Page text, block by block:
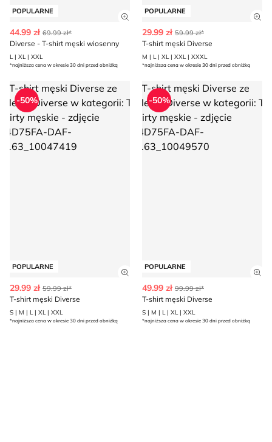
POPULARNE
Zobacz szczegóły produktu
44.99 zł 69.99 zł*
Diverse - T-shirt męski wiosenny
L | XL | XXL
*najniższa cena w okresie 30 dni przed obniżką
POPULARNE
29.99 zł 59.99 zł*
T-shirt męski Diverse
M | L | XL | XXL | XXXL
*najniższa cena w okresie 30 dni przed obniżką
shirt męski Diverse
POPULARNE
-50%
Zobacz szczegóły produktu
29.99 zł 59.99 zł*
T-shirt męski Diverse
S | M | L | XL | XXL
*najniższa cena w okresie 30 dni przed obniżką
T-shirt męski Diverse
POPULARNE
-50%
49.99 zł 99.99 zł*
T-shirt męski Diverse
S | M | L | XL | XXL
*najniższa cena w okresie 30 dni przed obniżką